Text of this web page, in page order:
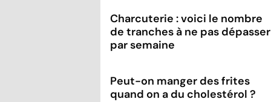
Charcuterie : voici le nombre
de tranches à ne pas dépasser
par semaine
Peut-on manger des frites
quand on a du cholestérol ?